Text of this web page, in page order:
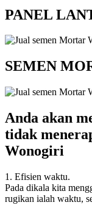
PANEL
SEMEN
Anda akan
tidak
Wonogiri
1. Efisien waktu.
Pada dikala kita
rugikan ialah waktu,